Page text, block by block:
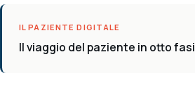
IL PAZIENTE DIGITALE
Il viaggio del paziente in otto fasi